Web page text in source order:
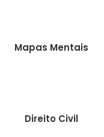
Mapas Mentais
Direito Civil